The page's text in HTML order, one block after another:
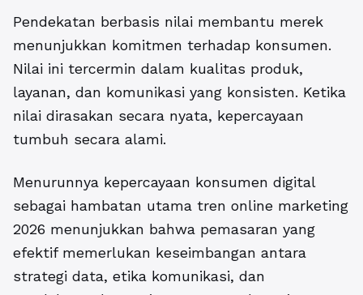
Pendekatan berbasis nilai membantu merek
menunjukkan komitmen terhadap konsumen.
Nilai ini tercermin dalam kualitas produk,
layanan, dan komunikasi yang konsisten. Ketika
nilai dirasakan secara nyata, kepercayaan
tumbuh secara alami.
Menurunnya kepercayaan konsumen digital
sebagai hambatan utama tren online marketing
2026 menunjukkan bahwa pemasaran yang
efektif memerlukan keseimbangan antara
strategi data, etika komunikasi, dan